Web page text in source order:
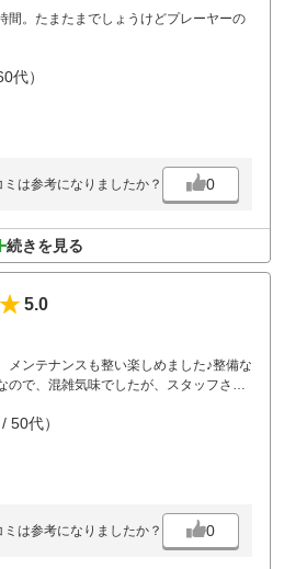
間。たまたまでしょうけどプレーヤーの
いです。猛暑で暑かったけどクールジェ
代）
ミは参考になりましたか？ 0
続きを見る
5.0
メンテナンスも整い楽しめました♪整備な
ので、混雑気味でしたが、スタッフさん
よくラフを残してくれるんですよね～
50代）
ミは参考になりましたか？ 0